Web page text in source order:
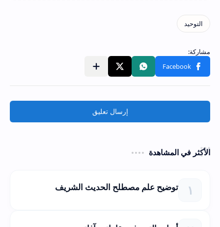
إرسال تعليق
الأكثر في المشاهدة
توضيح علم مصطلح الحديث الشريف